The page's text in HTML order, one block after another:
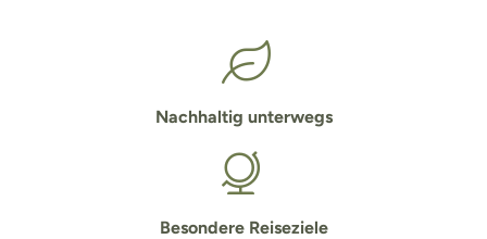
Nachhaltig unterwegs
Besondere Reiseziele